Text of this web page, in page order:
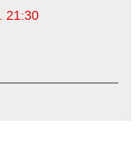
21:30